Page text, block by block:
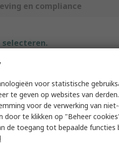
en compliance
JST
Crimp Pin Connector
Insulated
voor statistische
te geven op websites van
voor de verwerking van
door te klikken op "Beheer
de toegang tot bepaalde functies